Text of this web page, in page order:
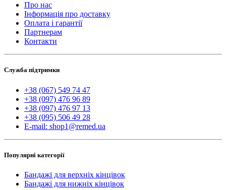
Про нас
Інформація про доставку
Оплата і гарантії
Партнерам
Контакти
Служба підтримки
+38 (067) 549 74 47
+38 (097) 476 96 89
+38 (097) 476 97 13
+38 (095) 506 49 28
E-mail: shop1@remed.ua
Популярні категорії
Бандажі для верхніх кінцівок
Бандажі для нижніх кінцівок